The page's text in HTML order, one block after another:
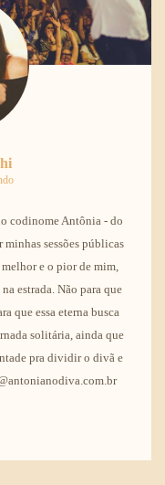
codinome Antônia - do
sessões públicas
e o pior de mim,
estrada. Não para que
que essa eterna busca
solitária, ainda que
pra dividir o divã e